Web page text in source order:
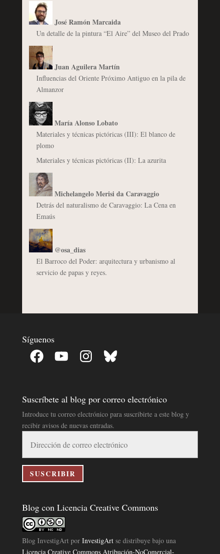
José Ramón Marcaida
Un detalle de la pintura “El Aire” del Museo del Prado
Juan Aguilera Martín
Influencias del Oriente Próximo Antiguo en la pila de
Almanzor
María Alonso Lobato
Materiales y técnicas pictóricas (III): El blanco de
plomo
Materiales y técnicas pictóricas (II): La azurita
Michelangelo Merisi da Caravaggio
Detrás del naturalismo de Caravaggio: La Cena en
Emaús
@osa_dias
El Barroco del Poder: arquitectura y urbanismo al
servicio de papas y reyes.
Síguenos
Facebook YouTube InstagramBluesky
Suscríbete al blog por correo electrónico
Introduce tu correo electrónico para suscribirte a este blog y
recibir avisos de nuevas entradas.
correo
electrónico
SUSCRIBIR
Blog con Licencia Creative Commons
Blog InvestigArtpor InvestigArtse distribuye bajo una
Licencia Creative Commons Atribución-NoComercial-